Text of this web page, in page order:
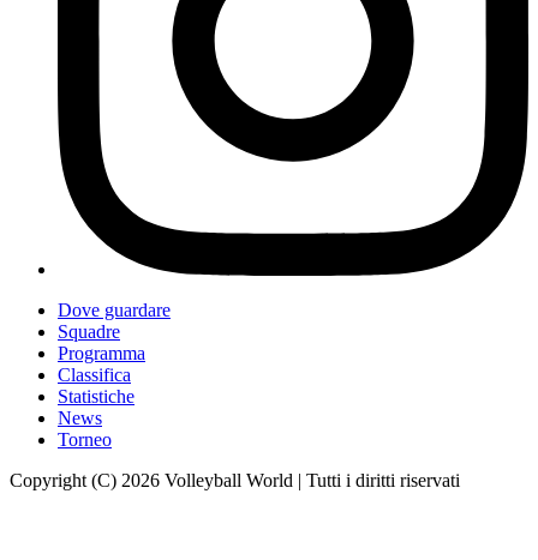
Dove guardare
Squadre
Programma
Classifica
Statistiche
News
Torneo
Copyright (C) 2026 Volleyball World | Tutti i diritti riservati